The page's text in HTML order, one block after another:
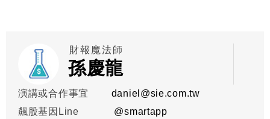
財報魔法師
孫慶龍
演講或合作事宜
daniel@sie.com.tw
飆股基因Line
@smartapp